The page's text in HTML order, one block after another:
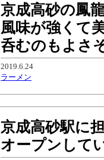
京成高砂の鳳
風味が強くて
呑むのもよさ
2019.6.24
ラーメン
京成高砂駅に
オープンして